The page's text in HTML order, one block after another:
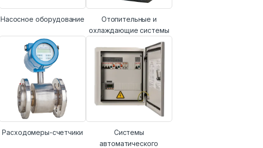
Насосное оборудование
Отопительные и
охлаждающие системы
Расходомеры-счетчики
Системы
автоматического